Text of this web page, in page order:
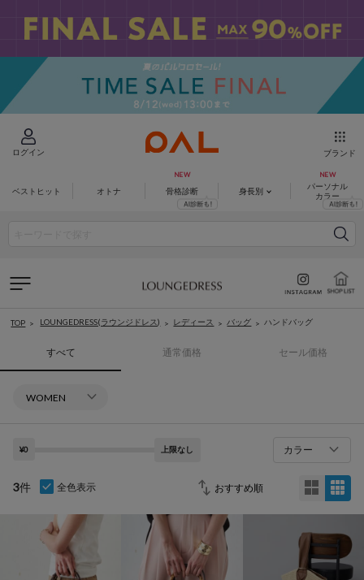
ログイン ブランド
ベストヒット オトナ 骨格診断 身長別
パーソナル
カラー
TOP LOUNGEDRESS(ラウンジドレス) レディース バッグ ハンドバッグ
すべて 通常価格 セール価格
¥0 上限なし カラー
3件 全色表示